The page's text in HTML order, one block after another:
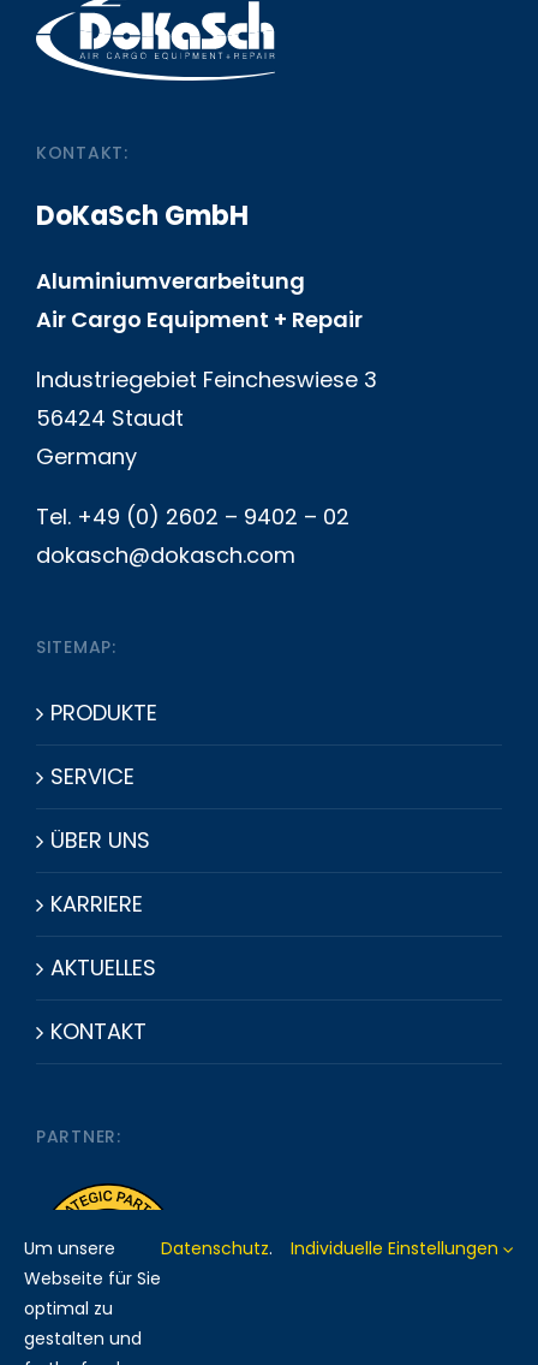
KONTAKT:
DoKaSch GmbH
Aluminiumverarbeitung
Air Cargo Equipment + Repair
Industriegebiet Feincheswiese 3
56424 Staudt
Germany
Tel. +49 (0) 2602 – 9402 – 02
dokasch@dokasch.com
SITEMAP:
PRODUKTE
SERVICE
ÜBER UNS
KARRIERE
AKTUELLES
KONTAKT
PARTNER:
Um unsere
Webseite für Sie
optimal zu
gestalten und
Datenschutz. Individuelle Einstellungen